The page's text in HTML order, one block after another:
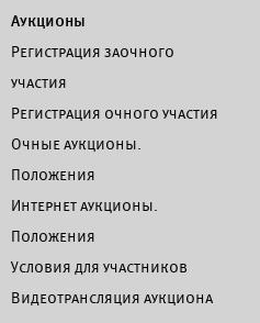
Аукционы
Регистрация заочного
участия
Регистрация очного участия
Очные аукционы.
Положения
Интернет аукционы.
Положения
Условия для участников
Видеотрансляция аукциона